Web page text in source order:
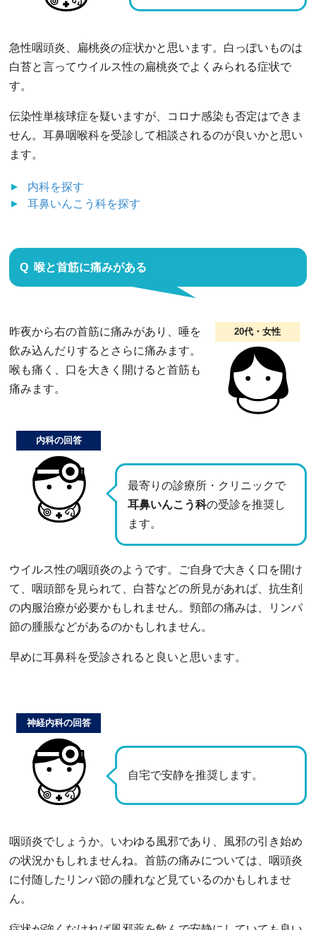
急性咽頭炎、扁桃炎の症状かと思います。白っぽいものは
白苔と言ってウイルス性の扁桃炎でよくみられる症状で
す。
伝染性単核球症を疑いますが、コロナ感染も否定はできま
せん。耳鼻咽喉科を受診して相談されるのが良いかと思い
ます。
内科を探す
耳鼻いんこう科を探す
喉と首筋に痛みがある
20代・女性
昨夜から右の首筋に痛みがあり、唾を
飲み込んだりするとさらに痛みます。
喉も痛く、口を大きく開けると首筋も
痛みます。
最寄りの診療所・クリニックで
耳鼻いんこう科の受診を推奨し
ます。
内科の回答
ウイルス性の咽頭炎のようです。ご自身で大きく口を開け
て、咽頭部を見られて、白苔などの所見があれば、抗生剤
の内服治療が必要かもしれません。頸部の痛みは、リンパ
節の腫脹などがあるのかもしれません。
早めに耳鼻科を受診されると良いと思います。
自宅で安静を推奨します。
神経内科の回答
咽頭炎でしょうか。いわゆる風邪であり、風邪の引き始め
の状況かもしれませんね。首筋の痛みについては、咽頭炎
に付随したリンパ節の腫れなど見ているのかもしれませ
ん。